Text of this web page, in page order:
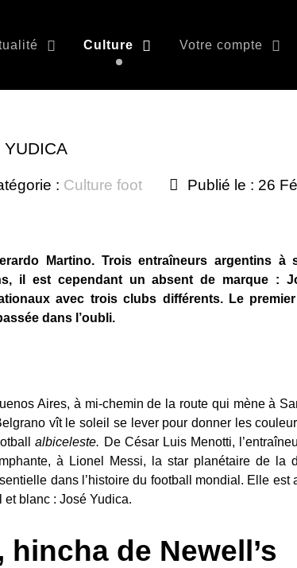
Culture Votre compte
YUDICA
: Culture foot Publié le : 26
Martino. Trois entraîneurs argentins
il est cependant un absent de marque :
avec trois clubs différents. Le
dans l’oubli.
Aires, à mi-chemin de la route qui mène à
vît le soleil se lever pour donner les
albiceleste. De César Luis Menotti,
à Lionel Messi, la star planétaire de la
dans l’histoire du football mondial. Elle est
et blanc : José Yudica.
de Newell’s